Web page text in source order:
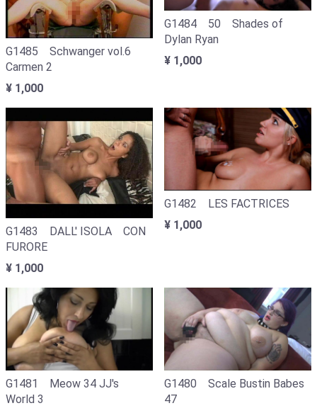
G1485 Schwanger vol.6
Carmen 2
¥ 1,000
G1484 50 Shades of
Dylan Ryan
¥ 1,000
G1483 DALL' ISOLA CON
FURORE
¥ 1,000
G1482 LES FACTRICES
¥ 1,000
G1481 Meow 34 JJ's
World 3
G1480 Scale Bustin Babes
47